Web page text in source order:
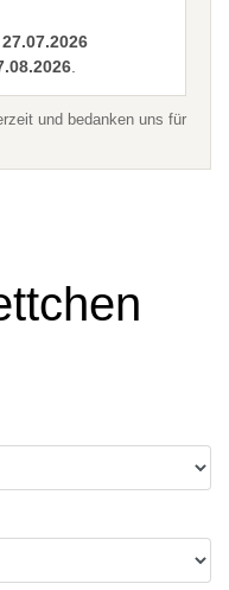
27.07.2026
und bedanken uns für